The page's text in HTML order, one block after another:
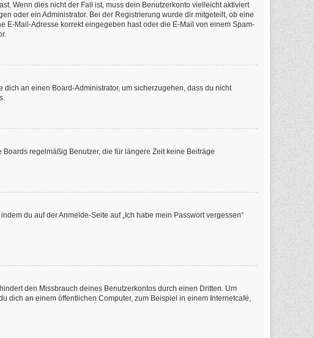
Wenn dies nicht der Fall ist, muss dein Benutzerkonto vielleicht aktiviert
oder ein Administrator. Bei der Registrierung wurde dir mitgeteilt, ob eine
E-Mail-Adresse korrekt eingegeben hast oder die E-Mail von einem Spam-
an einen Board-Administrator, um sicherzugehen, dass du nicht
regelmäßig Benutzer, die für längere Zeit keine Beiträge
du auf der Anmelde-Seite auf „Ich habe mein Passwort vergessen“
den Missbrauch deines Benutzerkontos durch einen Dritten. Um
dich an einem öffentlichen Computer, zum Beispiel in einem Internetcafé,